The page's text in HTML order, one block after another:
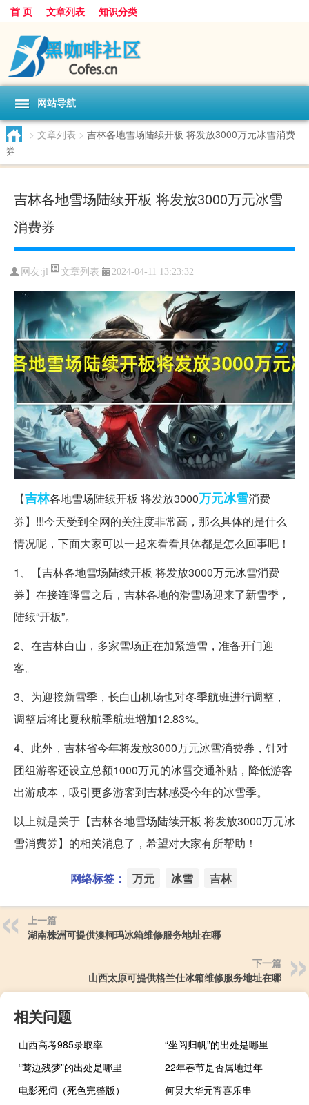
首 页 文章列表 知识分类
网站导航
> 文章列表 > 吉林各地雪场陆续开板 将发放3000万元冰雪消费
券
吉林各地雪场陆续开板 将发放3000万元冰雪
消费券
网友:jl 文章列表 2024-04-11 13:23:32
【吉林各地雪场陆续开板 将发放3000万元冰雪消费
券】!!!今天受到全网的关注度非常高，那么具体的是什么
情况呢，下面大家可以一起来看看具体都是怎么回事吧！
1、【吉林各地雪场陆续开板 将发放3000万元冰雪消费
券】在接连降雪之后，吉林各地的滑雪场迎来了新雪季，
陆续“开板”。
2、在吉林白山，多家雪场正在加紧造雪，准备开门迎
客。
3、为迎接新雪季，长白山机场也对冬季航班进行调整，
调整后将比夏秋航季航班增加12.83%。
4、此外，吉林省今年将发放3000万元冰雪消费券，针对
团组游客还设立总额1000万元的冰雪交通补贴，降低游客
出游成本，吸引更多游客到吉林感受今年的冰雪季。
以上就是关于【吉林各地雪场陆续开板 将发放3000万元冰
雪消费券】的相关消息了，希望对大家有所帮助！
网络标签： 万元 冰雪 吉林
上一篇
湖南株洲可提供澳柯玛冰箱维修服务地址在哪
下一篇
山西太原可提供格兰仕冰箱维修服务地址在哪
相关问题
山西高考985录取率
“坐阅归帆”的出处是哪里
“莺边残梦”的出处是哪里
22年春节是否属地过年
电影死伺（死色完整版）
何炅大华元宵喜乐串